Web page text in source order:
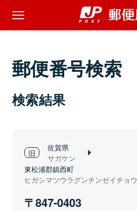
郵便番号検索
検索結果
佐賀県
サガケン
東松浦郡鎮西町
ヒガシマツウラグンチンゼイチョウ
847-0403